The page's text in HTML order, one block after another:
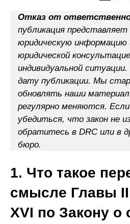
Отказ от
публикация
юридическую информацию
юридической
индивидуальной
дату публикации. Мы
обновлять наши
регулярно меняются.
убедиться, что закон не
обратитесь в DRC или в
бюро.
1. Что такое
смысле Главы
XVI по Закону о